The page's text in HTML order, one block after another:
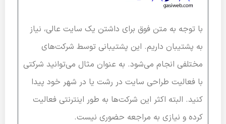
با توجه به متن فوق برای داشتن یک سایت عالی، نیاز
به پشتیبان داریم. این پشتیبانی توسط شرکت‌های
مختلفی انجام می‌شود. به عنوان مثال می‌توانید شرکتی
با فعالیت طراحی سایت در رشت یا در شهر خود پیدا
کنید. البته اکثر این شرکت‌ها به طور اینترنتی فعالیت
کرده و نیازی به مراجعه حضوری نیست.